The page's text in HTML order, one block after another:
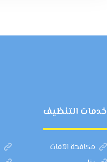
خدمات التنظيف
مكافحة الآفات